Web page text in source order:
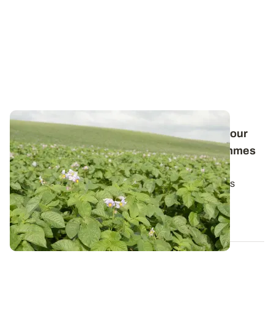
L'hydrazide maléique, une aide possible pour
limiter la repousse physiologique des pommes
de terre
L’hydrazide maléique, commercialisé sous plusieurs
enseignes commerciales (FAZOR, ITCAN…)...
10 JUILL. 2024